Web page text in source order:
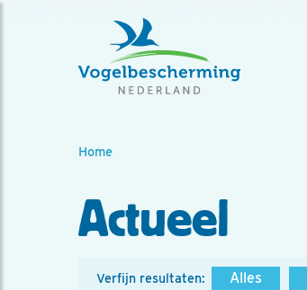
Home
Actueel
Verfijn resultaten: Alles